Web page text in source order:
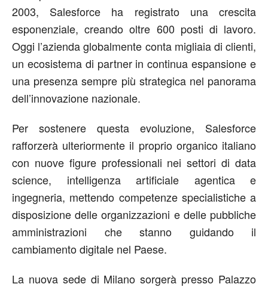
2003, Salesforce ha registrato una crescita
esponenziale, creando oltre 600 posti di lavoro.
Oggi l’azienda globalmente conta migliaia di clienti,
un ecosistema di partner in continua espansione e
una presenza sempre più strategica nel panorama
dell’innovazione nazionale.
Per sostenere questa evoluzione, Salesforce
rafforzerà ulteriormente il proprio organico italiano
con nuove figure professionali nei settori di data
science, intelligenza artificiale agentica e
ingegneria, mettendo competenze specialistiche a
disposizione delle organizzazioni e delle pubbliche
amministrazioni che stanno guidando il
cambiamento digitale nel Paese.
La nuova sede di Milano sorgerà presso Palazzo